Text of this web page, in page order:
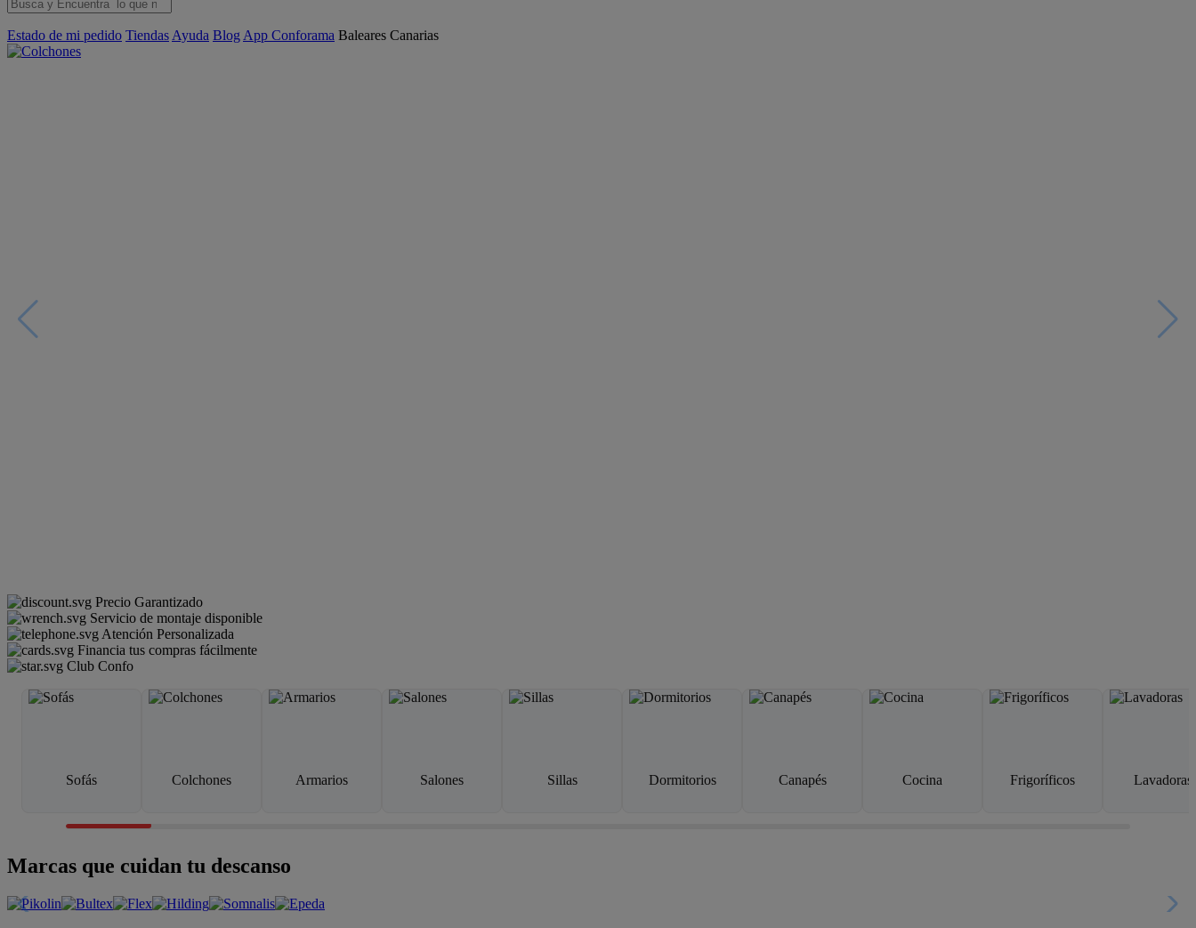
Estado de mi pedido Tiendas Ayuda Blog App Conforama Baleares Canarias
Precio Garantizado
Servicio de montaje disponible
Atención Personalizada
Financia tus compras fácilmente
Club Confo
Sofás Colchones Armarios Salones Sillas Dormitorios Canapés Cocina Frigoríficos Lavadoras
Marcas que cuidan tu descanso